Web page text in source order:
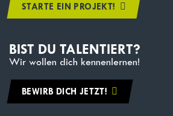
STARTE EIN PROJEKT!
BIST DU TALENTIERT?
Wir wollen dich kennenlernen!
BEWIRB DICH JETZT!